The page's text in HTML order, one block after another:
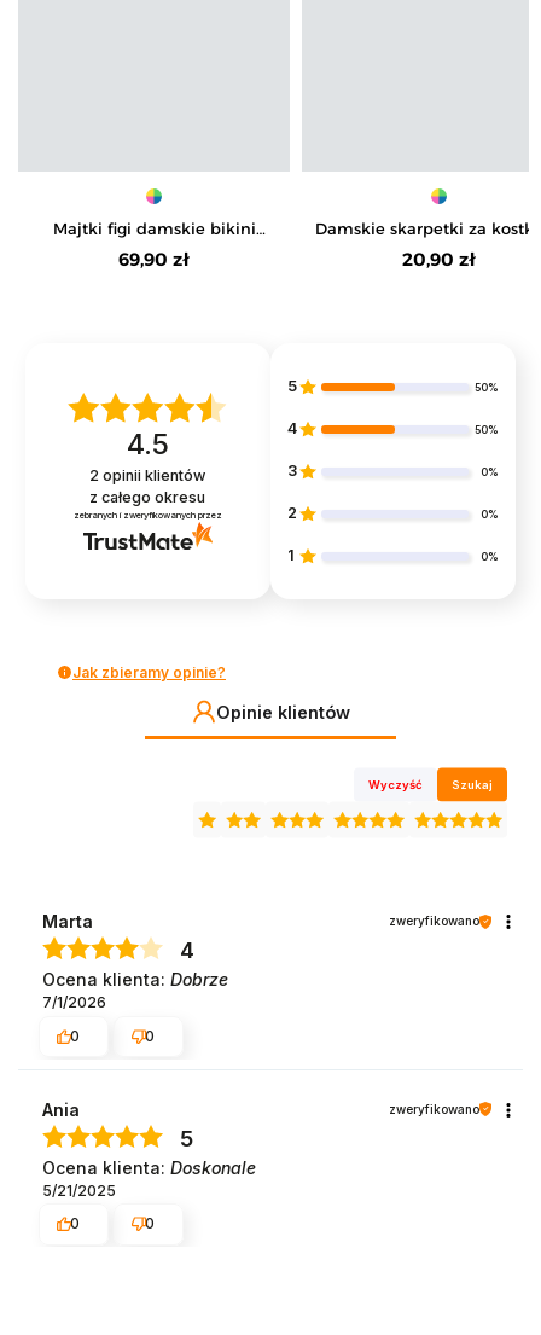
Majtki figi damskie bikini
bezszwowe 6-pak
69,90 zł
Damskie skarpetki za
paski 3-pak
20,90 zł
4.5
2 opinii klientów
z całego okresu
zebranych i zweryfikowanych przez
5 50%
4 50%
3 0%
2 0%
1 0%
Jak zbieramy opinie?
Opinie klientów
Wyczyść Szukaj
Marta zweryfikowano
4
Ocena klienta: Dobrze
7/1/2026
0
0
Ania zweryfikowano
5
Ocena klienta: Doskonale
5/21/2025
0
0